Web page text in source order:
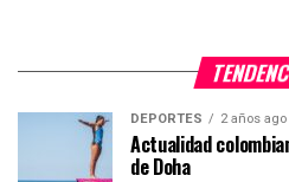
DEPORTES 2 años ago
Actualidad
de Doha